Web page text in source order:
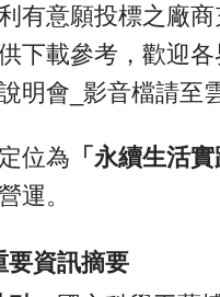
有意願投標之廠
下載參考，歡迎各
明會_影音檔請至
位為 「永續生活實
運。
要資訊摘要